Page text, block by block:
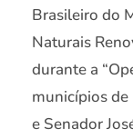
Brasileiro do
Naturais
durante a
municípios
e Senador